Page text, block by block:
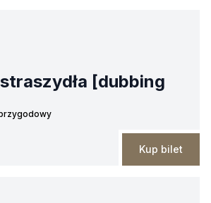
[dubbing
Kup bilet